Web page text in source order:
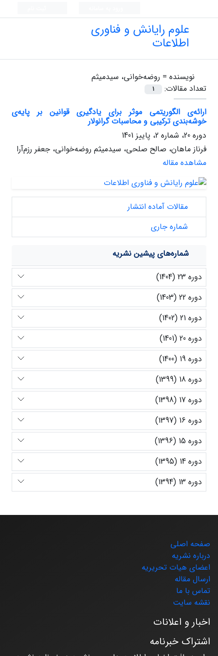
علوم رایانش و فناوری
اطلاعات
نویسنده = روضه‌خوانی، سیدمیثم
تعداد مقالات:
1
ارائه‌ی الگوریتمی موثر برای یادگیری قوانین بر پایه‌ی
خوشه‌بندی ترکیبی و محاسبات گرانولار
دوره 20، شماره 2، پاییز 1401
فرناز ماهان، صالح صلحی، سیدمیثم روضه‌خوانی، جعفر رزم‌آرا
مشاهده مقاله
مقالات آماده انتشار
شماره جاری
شماره‌های پیشین نشریه
دوره 23 (1404)
دوره 22 (1403)
دوره 21 (1402)
دوره 20 (1401)
دوره 19 (1400)
دوره 18 (1399)
دوره 17 (1398)
دوره 16 (1397)
دوره 15 (1396)
دوره 14 (1395)
دوره 13 (1394)
صفحه اصلی
درباره نشریه
اعضای هیات تحریریه
ارسال مقاله
تماس با ما
نقشه سایت
اخبار و اعلانات
اشتراک خبرنامه